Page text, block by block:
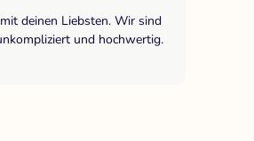
deinen Liebsten. Wir sind
und hochwertig.